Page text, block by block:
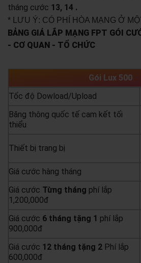
tháng cước 13, 14 .
* LƯU Ý: CÓ PHÍ HÒA MẠNG Ở
BẢNG GIÁ LẮP MẠNG FPT GÓI
- CƠ QUAN - TỔ CHỨC
Gói Lux 500
Tốc độ Dowload/Upload
Băng thông quốc tế cam kết tối
thiểu
Thiết bị trang bị
Giá cước hàng tháng
Giá cước Từng tháng phí lắp
1,200,000đ
Giá cước 6 tháng tặng 1 phí lắp
900,000đ
Giá cước 12 tháng tặng 2 Phí lắp
600,000đ